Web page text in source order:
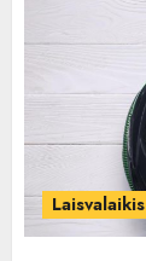
Laisvalaikis